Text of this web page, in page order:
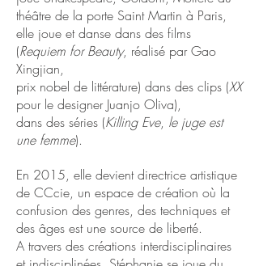
théâtre de la porte Saint Martin à Paris,
elle joue et danse dans des films
(Requiem for Beauty, réalisé par Gao
Xingjian,
prix nobel de littérature) dans des clips (XX
pour le designer Juanjo Oliva),
dans des séries (Killing Eve, le juge est
une femme).
En 2015, elle devient directrice artistique
de CCcie, un espace de création où la
confusion des genres, des techniques et
des âges est une source de liberté.
A travers des créations interdisciplinaires